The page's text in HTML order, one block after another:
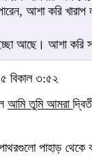
আশা করি খারাপ
আছে। আশা করি
বিকাল ৩:৫২
আমি তুমি আমরা
পাহাড় থেকে